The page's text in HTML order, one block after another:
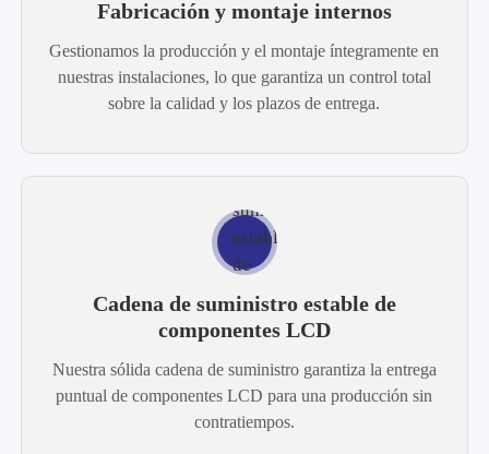
Fabricación y montaje internos
Gestionamos la producción y el montaje íntegramente en
nuestras instalaciones, lo que garantiza un control total
sobre la calidad y los plazos de entrega.
Cadena de suministro estable de
componentes LCD
Nuestra sólida cadena de suministro garantiza la entrega
puntual de componentes LCD para una producción sin
contratiempos.